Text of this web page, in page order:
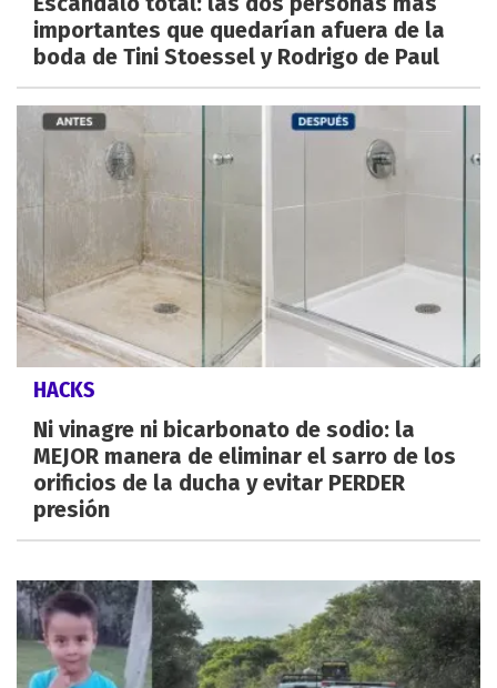
importantes que quedarían afuera de la
boda de Tini Stoessel y Rodrigo de Paul
HACKS
Ni vinagre ni bicarbonato de sodio: la
MEJOR manera de eliminar el sarro de los
orificios de la ducha y evitar PERDER
presión